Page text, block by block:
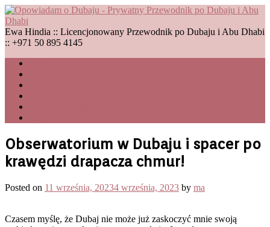
Skip
to
content
Ewa Hindia :: Licencjonowany Przewodnik po Dubaju i Abu Dhabi
:: +971 50 895 4145
Obserwatorium w Dubaju i spacer po
krawędzi drapacza chmur!
Posted on 11 września, 20234 września, 2023 by ma
Czasem myślę, że Dubaj nie może już zaskoczyć mnie swoją